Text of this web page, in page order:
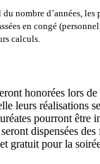
nombre d’années, les
en congé
calculs.
honorées lors
leurs réalisations
pourront être
dispensées
gratuit pour la